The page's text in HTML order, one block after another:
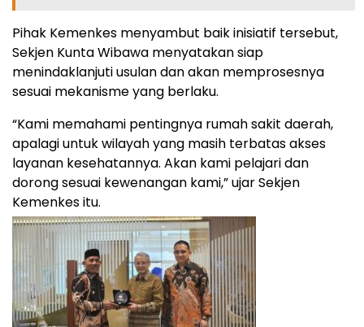
Pihak Kemenkes menyambut baik inisiatif tersebut,
Sekjen Kunta Wibawa menyatakan siap
menindaklanjuti usulan dan akan memprosesnya
sesuai mekanisme yang berlaku.
“Kami memahami pentingnya rumah sakit daerah,
apalagi untuk wilayah yang masih terbatas akses
layanan kesehatannya. Akan kami pelajari dan
dorong sesuai kewenangan kami,” ujar Sekjen
Kemenkes itu.